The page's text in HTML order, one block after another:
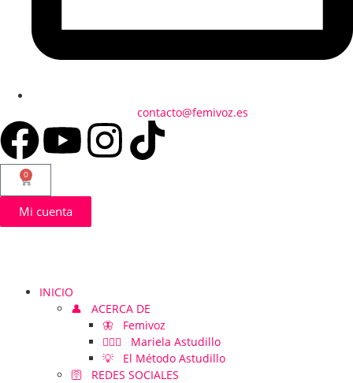
contacto@femivoz.es
0
Mi cuenta
INICIO
👤 ACERCA DE
🦋 Femivoz
👱🏻‍♀️ Mariela Astudillo
💡 El Método Astudillo
🛜 REDES SOCIALES